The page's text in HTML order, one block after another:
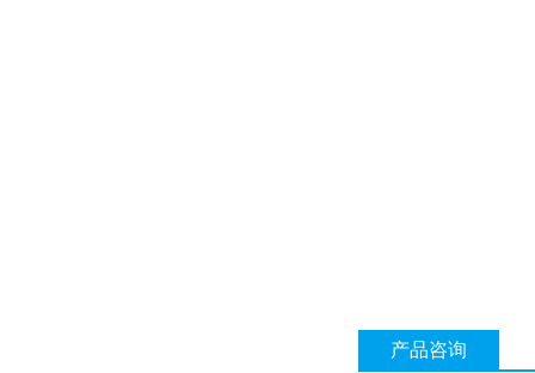
产品咨询